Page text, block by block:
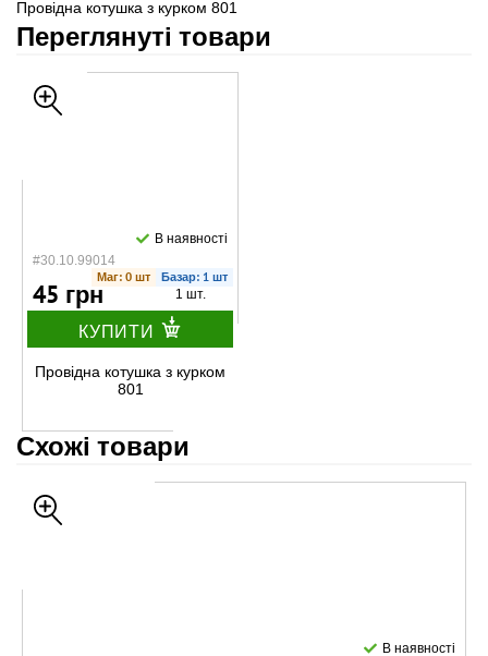
Провідна котушка з курком 801
Переглянуті товари
#30.10.99014
В наявності
Маг: 0 шт Базар: 1 шт
45 грн 1 шт.
КУПИТИ
Провідна котушка з курком
801
Схожі товари
В наявності